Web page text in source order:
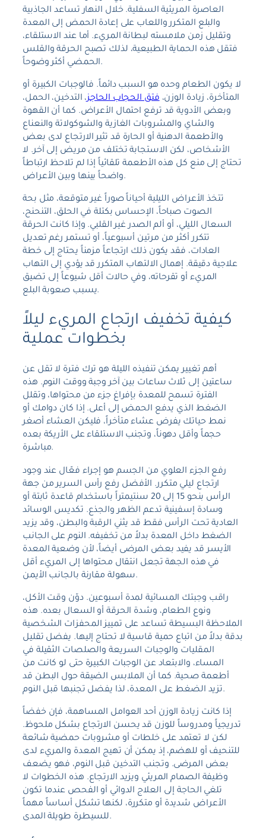
العاصرة المريئية السفلية. خلال النهار تساعد الجاذبية
والبلع المتكرر واللعاب على إعادة الحمض إلى المعدة
وتقليل زمن ملامسته لبطانة المريء. أما عند الاستلقاء،
فتقل هذه الحماية الطبيعية، لذلك تصبح الحرقة والقلس
الحمضي أكثر وضوحاً.
لا يكون الطعام وحده هو السبب دائماً. فالوجبات الكبيرة أو
المتأخرة، زيادة الوزن،فتق الحجاب الحاجز، التدخين، الحمل،
وبعض الأدوية قد ترفع احتمال الأعراض. كما أن القهوة
والشاي والمشروبات الغازية والشوكولاتة والنعناع
والأطعمة الدهنية أو الحارة قد تثير الارتجاع لدى بعض
الأشخاص، لكن الاستجابة تختلف من مريض إلى آخر. لا
تحتاج إلى منع كل هذه الأطعمة تلقائياً إذا لم تلاحظ ارتباطاً
واضحاً بينها وبين الأعراض.
تتخذ الأعراض الليلية أحياناً صوراً غير متوقعة، مثل بحة
الصوت صباحاً، الإحساس بكتلة في الحلق، التنحنح،
السعال الليلي، أو ألم الصدر غير القلبي. وإذا كانت الحرقة
تتكرر أكثر من مرتين أسبوعياً، أو تستمر رغم تعديل
العادات، فقد يكون ذلك ارتجاعاً مزمناً يحتاج إلى خطة
علاجية دقيقة. إهمال الالتهاب المتكرر قد يؤدي إلى التهاب
المريء أو تقرحاته، وفي حالات أقل شيوعاً إلى تضيق
يسبب صعوبة البلع.
كيفية تخفيف ارتجاع المريء ليلاً
بخطوات عملية
أهم تغيير يمكن تنفيذه الليلة هو ترك فترة لا تقل عن
ساعتين إلى ثلاث ساعات بين آخر وجبة ووقت النوم. هذه
الفترة تسمح للمعدة بإفراغ جزء من محتواها، وتقلل
الضغط الذي يدفع الحمض إلى أعلى. إذا كان دوامك أو
نمط حياتك يفرض عشاء متأخراً، فليكن العشاء أصغر
حجماً وأقل دهوناً، وتجنب الاستلقاء على الأريكة بعده
مباشرة.
رفع الجزء العلوي من الجسم هو إجراء فعّال عند وجود
ارتجاع ليلي متكرر. الأفضل رفع رأس السرير من جهة
الرأس بنحو 15 إلى 20 سنتيمتراً باستخدام قاعدة ثابتة أو
وسادة إسفينية تدعم الظهر والجذع. تكديس الوسائد
العادية تحت الرأس فقط قد يثني الرقبة والبطن، وقد يزيد
الضغط داخل المعدة بدلاً من تخفيفه. النوم على الجانب
الأيسر قد يفيد بعض المرضى أيضاً، لأن وضعية المعدة
في هذه الجهة تجعل انتقال محتواها إلى المريء أقل
سهولة مقارنة بالجانب الأيمن.
راقب وجبتك المسائية لمدة أسبوعين. دوّن وقت الأكل،
ونوع الطعام، وشدة الحرقة أو السعال بعده. هذه
الملاحظة البسيطة تساعد على تمييز المحفزات الشخصية
بدقة بدلاً من اتباع حمية قاسية لا تحتاج إليها. يفضل تقليل
المقليات والوجبات السريعة والصلصات الثقيلة في
المساء، والابتعاد عن الوجبات الكبيرة حتى لو كانت من
أطعمة صحية. كما أن الملابس الضيقة حول البطن قد
تزيد الضغط على المعدة، لذا يفضل تجنبها قبل النوم.
إذا كانت زيادة الوزن أحد العوامل المساهمة، فإن خفضاً
تدريجياً ومدروساً للوزن قد يحسن الارتجاع بشكل ملحوظ.
لكن لا تعتمد على خلطات أو مشروبات حمضية شائعة
للتنحيف أو للهضم، إذ يمكن أن تهيج المعدة والمريء لدى
بعض المرضى. وتجنب التدخين قبل النوم، فهو يضعف
وظيفة الصمام المريئي ويزيد الارتجاع. هذه الخطوات لا
تلغي الحاجة إلى العلاج الدوائي أو الفحص عندما تكون
الأعراض شديدة أو متكررة، لكنها تشكل أساساً مهماً
للسيطرة طويلة المدى.